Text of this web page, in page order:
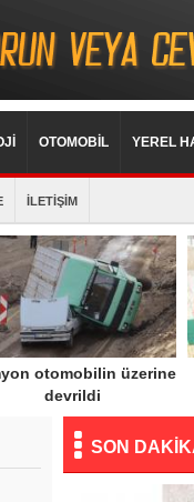
OTOMOBİL YEREL
İLETİŞİM
otomobilin üzerine
devrildi
SON